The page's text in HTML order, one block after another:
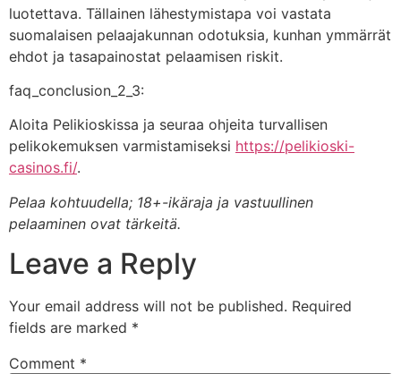
luotettava. Tällainen lähestymistapa voi vastata
suomalaisen pelaajakunnan odotuksia, kunhan ymmärrät
ehdot ja tasapainostat pelaamisen riskit.
faq_conclusion_2_3:
Aloita Pelikioskissa ja seuraa ohjeita turvallisen
pelikokemuksen varmistamiseksi https://pelikioski-
casinos.fi/.
Pelaa kohtuudella; 18+-ikäraja ja vastuullinen
pelaaminen ovat tärkeitä.
Leave a Reply
Your email address will not be published. Required
fields are marked *
Comment *